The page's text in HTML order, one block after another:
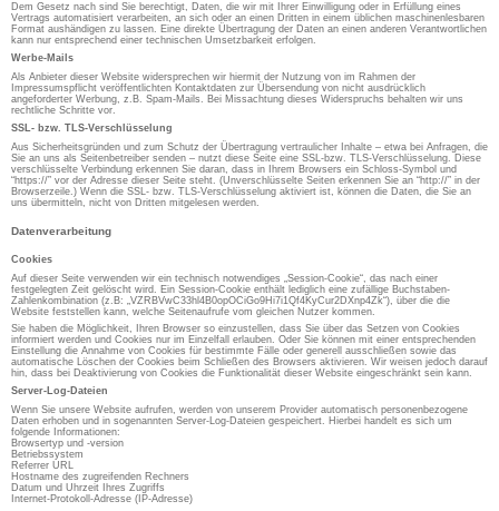
Dem Gesetz nach sind Sie berechtigt, Daten, die wir mit Ihrer Einwilligung oder in Erfüllung eines
Vertrags automatisiert verarbeiten, an sich oder an einen Dritten in einem üblichen maschinenlesbaren
Format aushändigen zu lassen. Eine direkte Übertragung der Daten an einen anderen Verantwortlichen
kann nur entsprechend einer technischen Umsetzbarkeit erfolgen.
Werbe-Mails
Als Anbieter dieser Website widersprechen wir hiermit der Nutzung von im Rahmen der
Impressumspflicht veröffentlichten Kontaktdaten zur Übersendung von nicht ausdrücklich
angeforderter Werbung, z.B. Spam-Mails. Bei Missachtung dieses Widerspruchs behalten wir uns
rechtliche Schritte vor.
SSL- bzw. TLS-Verschlüsselung
Aus Sicherheitsgründen und zum Schutz der Übertragung vertraulicher Inhalte – etwa bei Anfragen, die
Sie an uns als Seitenbetreiber senden – nutzt diese Seite eine SSL-bzw. TLS-Verschlüsselung. Diese
verschlüsselte Verbindung erkennen Sie daran, dass in Ihrem Browsers ein Schloss-Symbol und
“https://” vor der Adresse dieser Seite steht. (Unverschlüsselte Seiten erkennen Sie an “http://” in der
Browserzeile.) Wenn die SSL- bzw. TLS-Verschlüsselung aktiviert ist, können die Daten, die Sie an
uns übermitteln, nicht von Dritten mitgelesen werden.
Datenverarbeitung
Cookies
Auf dieser Seite verwenden wir ein technisch notwendiges „Session-Cookie“, das nach einer
festgelegten Zeit gelöscht wird. Ein Session-Cookie enthält lediglich eine zufällige Buchstaben-
Zahlenkombination (z.B: „VZRBVwC33hl4B0opOCiGo9Hi7i1Qf4KyCur2DXnp4Zk“), über die die
Website feststellen kann, welche Seitenaufrufe vom gleichen Nutzer kommen.
Sie haben die Möglichkeit, Ihren Browser so einzustellen, dass Sie über das Setzen von Cookies
informiert werden und Cookies nur im Einzelfall erlauben. Oder Sie können mit einer entsprechenden
Einstellung die Annahme von Cookies für bestimmte Fälle oder generell ausschließen sowie das
automatische Löschen der Cookies beim Schließen des Browsers aktivieren. Wir weisen jedoch darauf
hin, dass bei Deaktivierung von Cookies die Funktionalität dieser Website eingeschränkt sein kann.
Server-Log-Dateien
Wenn Sie unsere Website aufrufen, werden von unserem Provider automatisch personenbezogene
Daten erhoben und in sogenannten Server-Log-Dateien gespeichert. Hierbei handelt es sich um
folgende Informationen:
Browsertyp und -version
Betriebssystem
Referrer URL
Hostname des zugreifenden Rechners
Datum und Uhrzeit Ihres Zugriffs
Internet-Protokoll-Adresse (IP-Adresse)